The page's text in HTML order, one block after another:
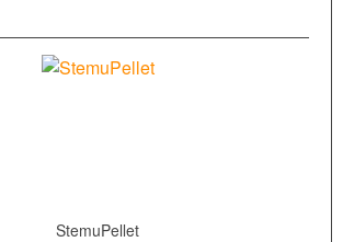
StemuPellet